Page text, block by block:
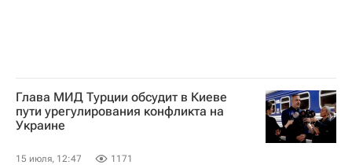
Глава МИД Турции обсудит в Киеве
пути урегулирования конфликта на
Украине
15 июля, 12:47 1171